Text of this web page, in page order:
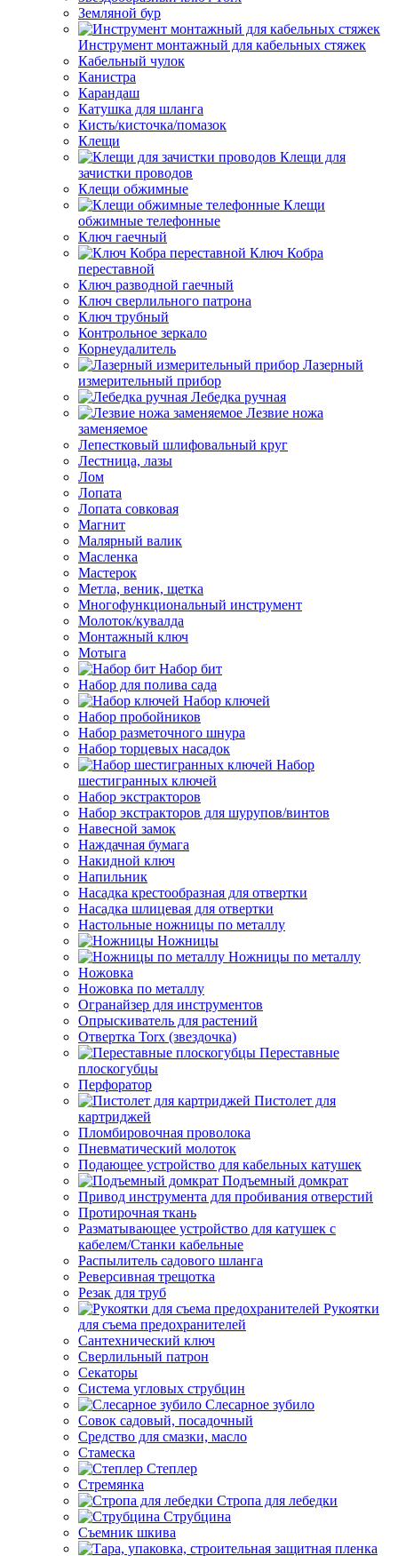
Земляной бур
Инструмент монтажный для кабельных стяжек
Кабельный чулок
Канистра
Карандаш
Катушка для шланга
Кисть/кисточка/помазок
Клещи
Клещи для
зачистки проводов
Клещи обжимные
Клещи
обжимные телефонные
Ключ гаечный
Ключ Кобра
переставной
Ключ разводной гаечный
Ключ сверлильного патрона
Ключ трубный
Контрольное зеркало
Корнеудалитель
Лазерный
измерительный прибор
Лебедка ручная
Лезвие ножа
заменяемое
Лепестковый шлифовальный круг
Лестница, лазы
Лом
Лопата
Лопата совковая
Магнит
Малярный валик
Масленка
Мастерок
Метла, веник, щетка
Многофункциональный инструмент
Молоток/кувалда
Монтажный ключ
Мотыга
Набор бит
Набор для полива сада
Набор ключей
Набор пробойников
Набор разметочного шнура
Набор торцевых насадок
Набор
шестигранных ключей
Набор экстракторов
Набор экстракторов для шурупов/винтов
Навесной замок
Наждачная бумага
Накидной ключ
Напильник
Насадка крестообразная для отвертки
Насадка шлицевая для отвертки
Настольные ножницы по металлу
Ножницы
Ножницы по металлу
Ножовка
Ножовка по металлу
Огранайзер для инструментов
Опрыскиватель для растений
Отвертка Torx (звездочка)
Переставные
плоскогубцы
Перфоратор
Пистолет для
картриджей
Пломбировочная проволока
Пневматический молоток
Подающее устройство для кабельных катушек
Подъемный домкрат
Привод инструмента для пробивания отверстий
Протирочная ткань
Разматывающее устройство для катушек с
кабелем/Станки кабельные
Распылитель садового шланга
Реверсивная трещотка
Резак для труб
Рукоятки
для съема предохранителей
Сантехнический ключ
Сверлильный патрон
Секаторы
Система угловых струбцин
Слесарное зубило
Совок садовый, посадочный
Средство для смазки, масло
Стамеска
Степлер
Стремянка
Стропа для лебедки
Струбцина
Съемник шкива